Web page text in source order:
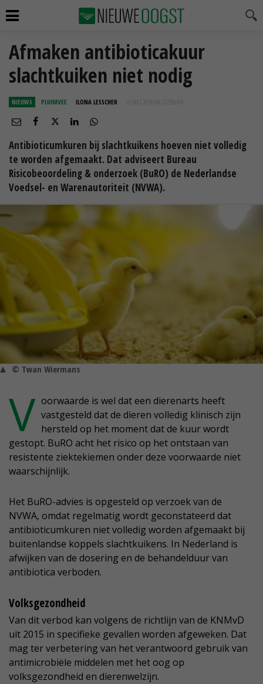
Afmaken antibioticakuur
slachtkuiken niet nodig
NIEUWS PLUIMVEE ILONA LESSCHER 22 MEI 2019 OM 12:59
Antibioticumkuren bij slachtkuikens hoeven niet volledig
te worden afgemaakt. Dat adviseert Bureau
Risicobeoordeling & onderzoek (BuRO) de Nederlandse
Voedsel- en Warenautoriteit (NVWA).
© Twan Wiermans
V oorwaarde is wel dat een dierenarts heeft
vastgesteld dat de dieren volledig klinisch zijn
hersteld op het moment dat de kuur wordt
gestopt. BuRO acht het risico op het ontstaan van
resistente ziektekiemen onder deze voorwaarde niet
waarschijnlijk.
Het BuRO-advies is opgesteld op verzoek van de
NVWA, omdat regelmatig wordt geconstateerd dat
antibioticumkuren niet volledig worden afgemaakt bij
buitenlandse koppels slachtkuikens. In Nederland is
afwijken van de dosering en de behandelduur van
antibiotica verboden.
Volksgezondheid
Van dit verbod kan volgens de richtlijn van de KNMvD
uit 2015 in specifieke gevallen worden afgeweken. Dat
mag ter verbetering van het verantwoord gebruik van
antimicrobiële middelen met het oog op
volksgezondheid en dierenwelzijn.